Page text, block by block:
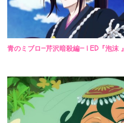
青のミブロ—芹沢暗殺編— | ED『泡沫